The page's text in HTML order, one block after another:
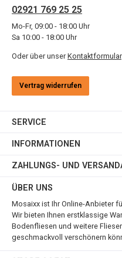
02921 769 25 25
Mo-Fr, 09:00 - 18:00 Uhr
Sa 10:00 - 18:00 Uhr
Oder über unser Kontaktformular.
Vertrag widerrufen
SERVICE
INFORMATIONEN
ZAHLUNGS- UND
ÜBER UNS
Mosaixx ist Ihr Online-Anbieter
Wir bieten Ihnen erstklassige
Bodenfliesen und weitere
geschmackvoll verschönern